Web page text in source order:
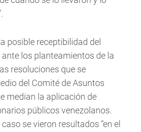
posible receptibilidad del
los planteamientos de la
resoluciones que se
del Comité de Asuntos
median la aplicación de
públicos venezolanos.
se vieron resultados “en el